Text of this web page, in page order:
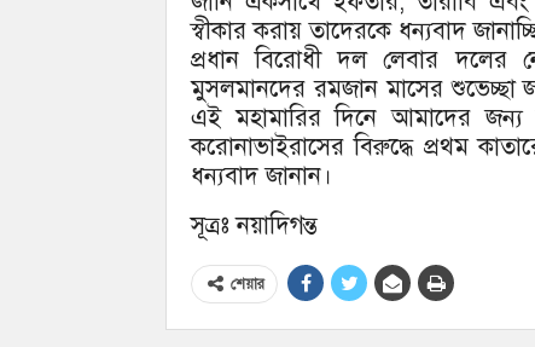
স্বীকার করায় তাদেরকে ধন্যবাদ
প্রধান বিরোধী দল লেবার দলের
মুসলমানদের রমজান মাসের শুভেচ্ছা
এই মহামারির দিনে আমাদের জন্য
করোনাভাইরাসের বিরুদ্ধে প্রথম
ধন্যবাদ জানান।
সূত্রঃ নয়াদিগন্ত
শেয়ার